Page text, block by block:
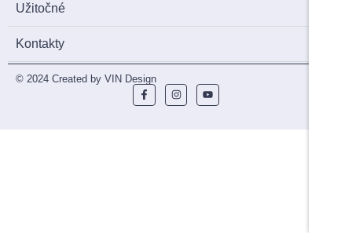
Užitočné
Kontakty
© 2024 Created by VIN Design